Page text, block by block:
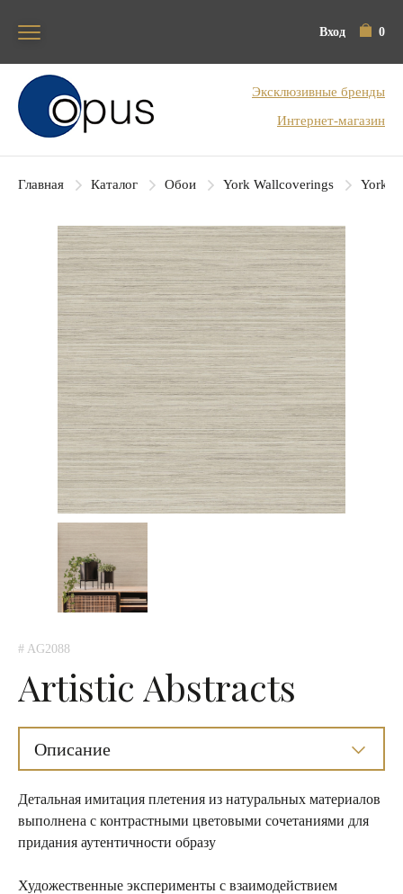
Вход 0
Блок поиска
Эксклюзивные бренды
Интернет-магазин
Главная Каталог Обои York Wallcoverings York
# AG2088
Artistic Abstracts
Описание
Детальная имитация плетения из натуральных материалов
выполнена с контрастными цветовыми сочетаниями для
придания аутентичности образу
Художественные эксперименты с взаимодействием